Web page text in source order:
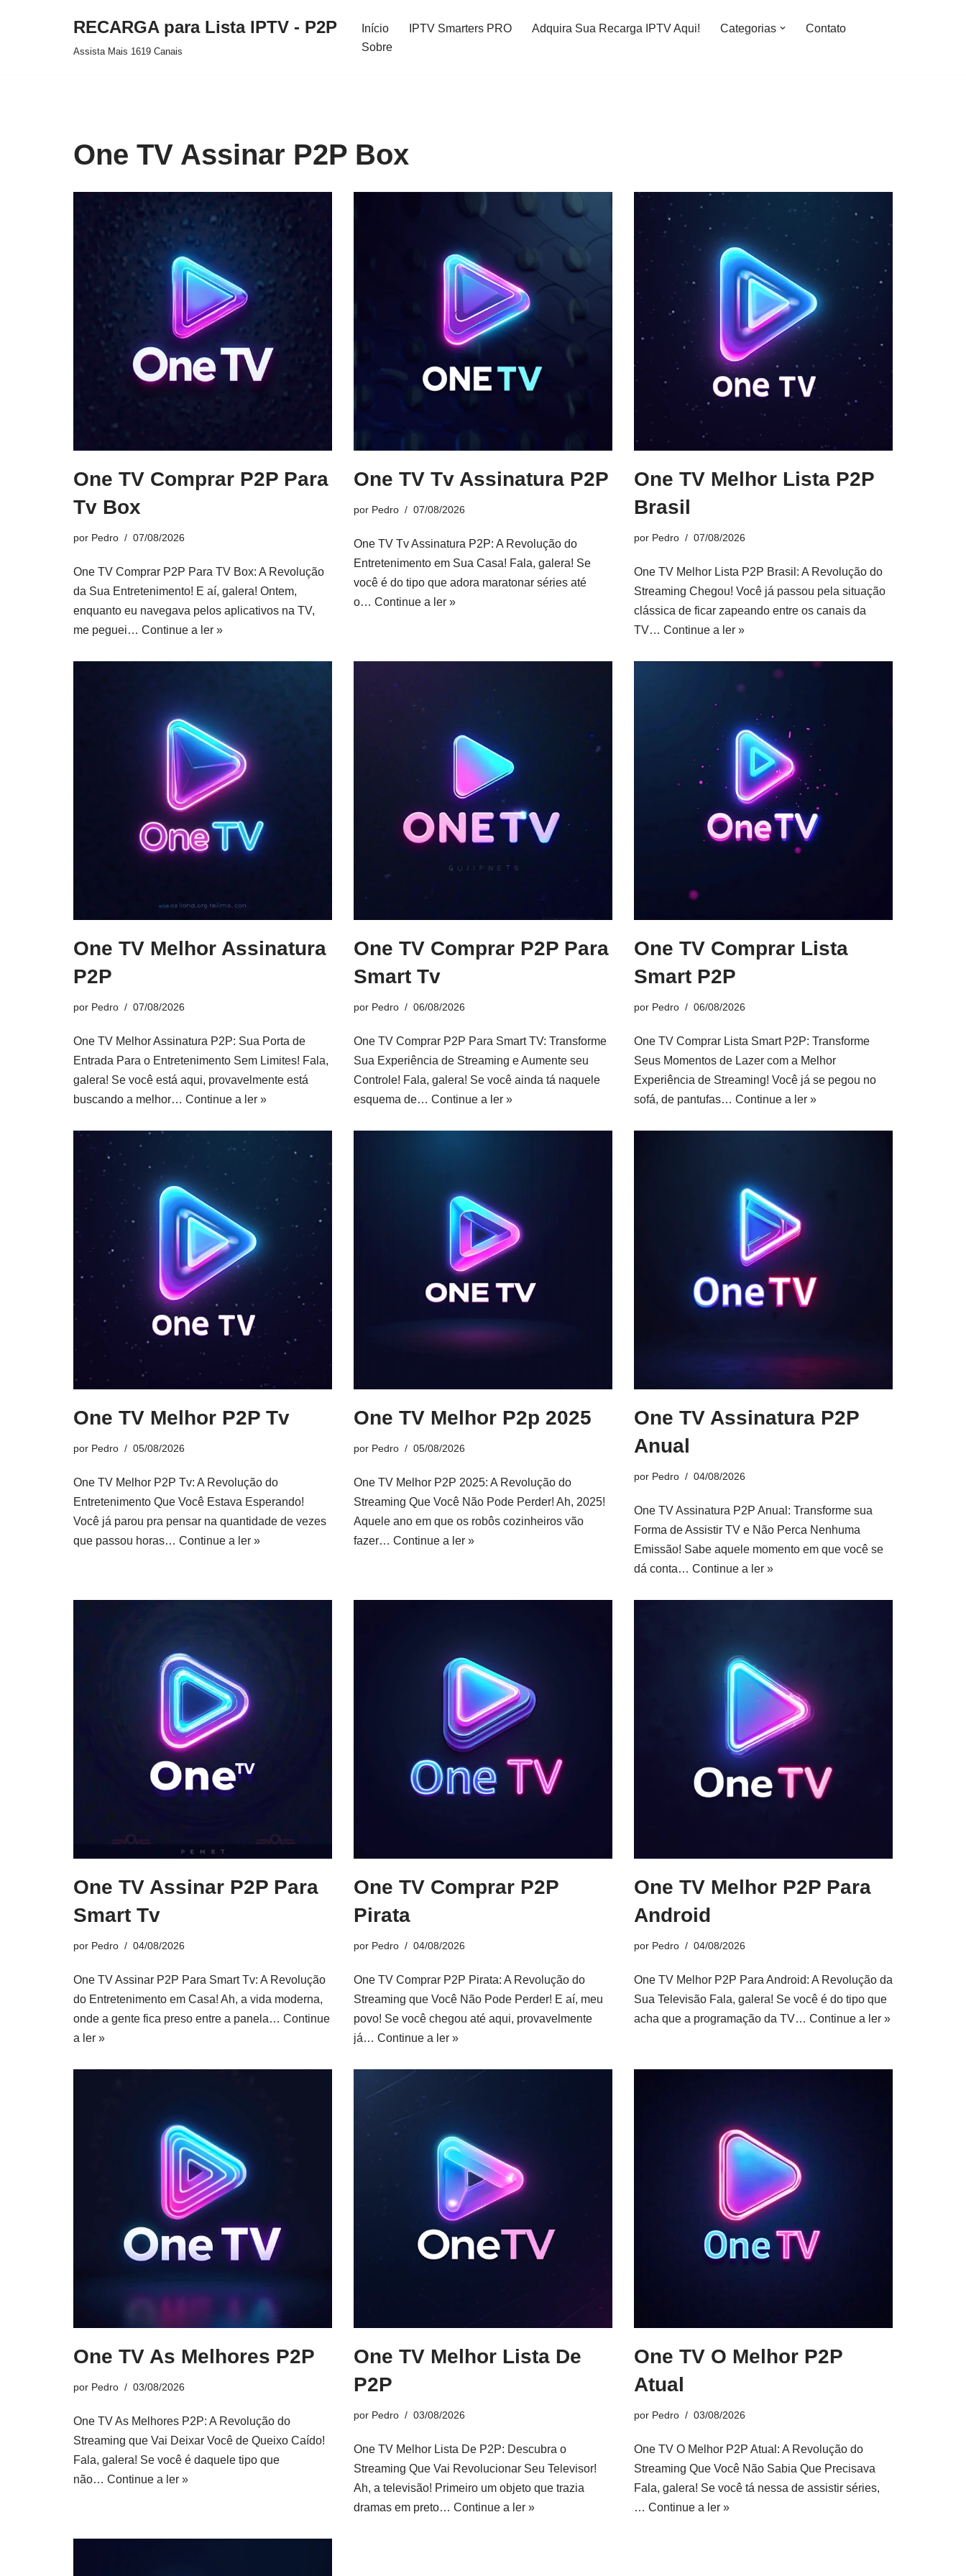
RECARGA para Lista IPTV - P2P
Assista Mais 1619 Canais
Início IPTV Smarters PRO Adquira Sua Recarga IPTV Aqui! Categorias
Contato
Sobre
One TV Assinar P2P Box
One TV Comprar P2P Para
Tv Box
por Pedro 07/08/2026
One TV Comprar P2P Para TV Box: A Revolução
da Sua Entretenimento! E aí, galera! Ontem,
enquanto eu navegava pelos aplicativos na TV,
me peguei… Continue a ler »
One TV Tv Assinatura P2P
por Pedro 07/08/2026
One TV Tv Assinatura P2P: A Revolução do
Entretenimento em Sua Casa! Fala, galera! Se
você é do tipo que adora maratonar séries até
o… Continue a ler »
One TV Melhor Lista P2P
Brasil
por Pedro 07/08/2026
One TV Melhor Lista P2P Brasil: A Revolução do
Streaming Chegou! Você já passou pela situação
clássica de ficar zapeando entre os canais da
TV… Continue a ler »
One TV Melhor Assinatura
P2P
por Pedro 07/08/2026
One TV Melhor Assinatura P2P: Sua Porta de
Entrada Para o Entretenimento Sem Limites! Fala,
galera! Se você está aqui, provavelmente está
buscando a melhor… Continue a ler »
One TV Comprar P2P Para
Smart Tv
por Pedro 06/08/2026
One TV Comprar P2P Para Smart TV: Transforme
Sua Experiência de Streaming e Aumente seu
Controle! Fala, galera! Se você ainda tá naquele
esquema de… Continue a ler »
One TV Comprar Lista
Smart P2P
por Pedro 06/08/2026
One TV Comprar Lista Smart P2P: Transforme
Seus Momentos de Lazer com a Melhor
Experiência de Streaming! Você já se pegou no
sofá, de pantufas… Continue a ler »
One TV Melhor P2P Tv
por Pedro 05/08/2026
One TV Melhor P2P Tv: A Revolução do
Entretenimento Que Você Estava Esperando!
Você já parou pra pensar na quantidade de vezes
que passou horas… Continue a ler »
One TV Melhor P2p 2025
por Pedro 05/08/2026
One TV Melhor P2P 2025: A Revolução do
Streaming Que Você Não Pode Perder! Ah, 2025!
Aquele ano em que os robôs cozinheiros vão
fazer… Continue a ler »
One TV Assinatura P2P
Anual
por Pedro 04/08/2026
One TV Assinatura P2P Anual: Transforme sua
Forma de Assistir TV e Não Perca Nenhuma
Emissão! Sabe aquele momento em que você se
dá conta… Continue a ler »
One TV Assinar P2P Para
Smart Tv
por Pedro 04/08/2026
One TV Assinar P2P Para Smart Tv: A Revolução
do Entretenimento em Casa! Ah, a vida moderna,
onde a gente fica preso entre a panela… Continue
a ler »
One TV Comprar P2P
Pirata
por Pedro 04/08/2026
One TV Comprar P2P Pirata: A Revolução do
Streaming que Você Não Pode Perder! E aí, meu
povo! Se você chegou até aqui, provavelmente
já… Continue a ler »
One TV Melhor P2P Para
Android
por Pedro 04/08/2026
One TV Melhor P2P Para Android: A Revolução da
Sua Televisão Fala, galera! Se você é do tipo que
acha que a programação da TV… Continue a ler »
One TV As Melhores P2P
por Pedro 03/08/2026
One TV As Melhores P2P: A Revolução do
Streaming que Vai Deixar Você de Queixo Caído!
Fala, galera! Se você é daquele tipo que
não… Continue a ler »
One TV Melhor Lista De
P2P
por Pedro 03/08/2026
One TV Melhor Lista De P2P: Descubra o
Streaming Que Vai Revolucionar Seu Televisor!
Ah, a televisão! Primeiro um objeto que trazia
dramas em preto… Continue a ler »
One TV O Melhor P2P
Atual
por Pedro 03/08/2026
One TV O Melhor P2P Atual: A Revolução do
Streaming Que Você Não Sabia Que Precisava
Fala, galera! Se você tá nessa de assistir séries,
… Continue a ler »